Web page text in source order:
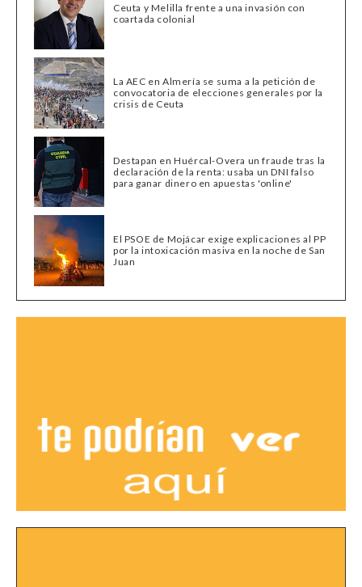
Ceuta y Melilla frente a una invasión con
coartada colonial
La AEC en Almería se suma a la petición de
convocatoria de elecciones generales por la
crisis de Ceuta
Destapan en Huércal-Overa un fraude tras la
declaración de la renta: usaba un DNI falso
para ganar dinero en apuestas 'online'
El PSOE de Mojácar exige explicaciones al PP
por la intoxicación masiva en la noche de San
Juan